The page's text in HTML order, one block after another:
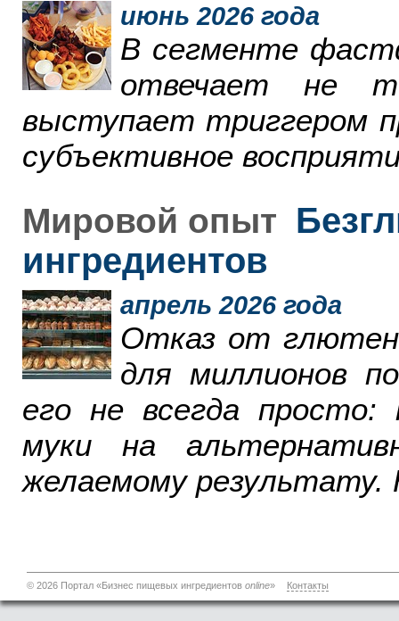
июнь 2026 года
В сегменте
отвечает не
выступает триггером
субъективное
Мировой опыт
ингредиентов
апрель 2026 года
Отказ от
для миллионов
его не всегда просто:
муки на
желаемому результату.
© 2026 Портал «Бизнес пищевых ингредиентов online» Контакты